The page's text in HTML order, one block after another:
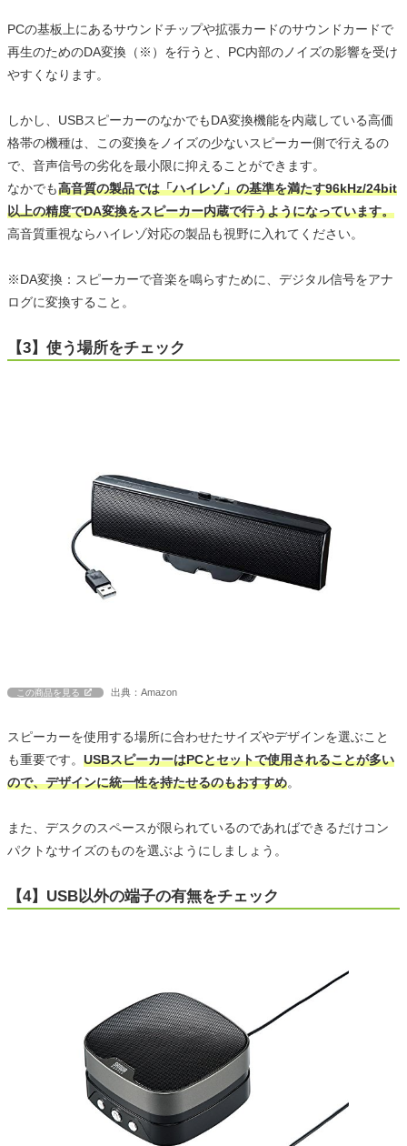
PCの基板上にあるサウンドチップや拡張カードのサウンドカードで
再生のためのDA変換（※）を行うと、PC内部のノイズの影響を受け
やすくなります。
しかし、USBスピーカーのなかでもDA変換機能を内蔵している高価
格帯の機種は、この変換をノイズの少ないスピーカー側で行えるの
で、音声信号の劣化を最小限に抑えることができます。
なかでも高音質の製品では「ハイレゾ」の基準を満たす96kHz/24bit
以上の精度でDA変換をスピーカー内蔵で行うようになっています。
高音質重視ならハイレゾ対応の製品も視野に入れてください。
※DA変換：スピーカーで音楽を鳴らすために、デジタル信号をアナ
ログに変換すること。
【3】使う場所をチェック
この商品を見る 出典：Amazon
スピーカーを使用する場所に合わせたサイズやデザインを選ぶこと
も重要です。 USBスピーカーはPCとセットで使用されることが多い
ので、デザインに統一性を持たせるのもおすすめ。
また、デスクのスペースが限られているのであればできるだけコン
パクトなサイズのものを選ぶようにしましょう。
【4】USB以外の端子の有無をチェック